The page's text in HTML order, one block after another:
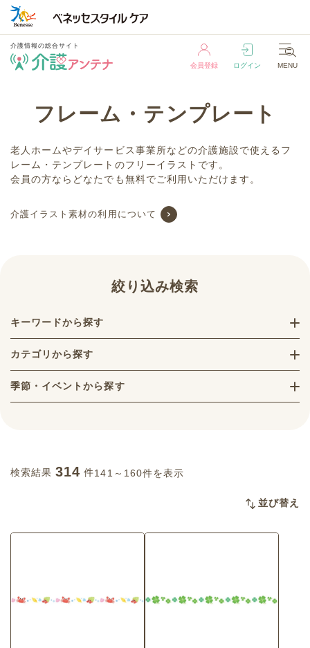
介護情報の総合サイト
会員登録 ログイン MENU
会員登録
フレーム・テンプレート
老人ホームやデイサービス事業所などの介護施設で使えるフ
レーム・テンプレートのフリーイラストです。
会員の方ならどなたでも無料でご利用いただけます。
介護イラスト素材の利用について
絞り込み検索
キーワードから探す
カテゴリから探す
季節・イベントから探す
検索結果 314 件141～160件を表示
並び替え